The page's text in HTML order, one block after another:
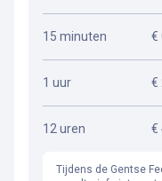
15 minuten €
1 uur €
12 uren €
Tijdens de Gentse